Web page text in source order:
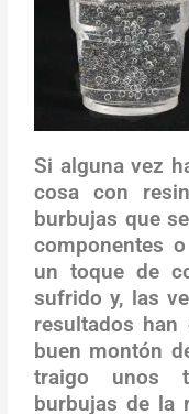
Si alguna vez
cosa con
burbujas que
componentes
un toque de
sufrido y, las
resultados han
buen montón
traigo unos
burbujas de la